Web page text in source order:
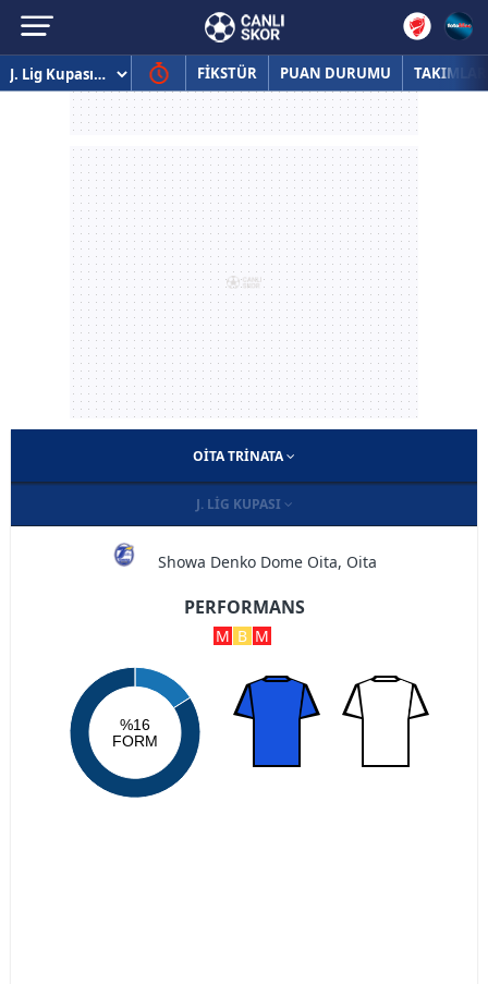
FİKSTÜR PUAN DURUMU TAKIMLAR
OITA TRINATA
J. LIG KUPASI
Showa Denko Dome Oita, Oita
PERFORMANS
M B M
%16
FORM